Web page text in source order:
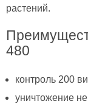
растений.
480
контроль 200
уничтожение